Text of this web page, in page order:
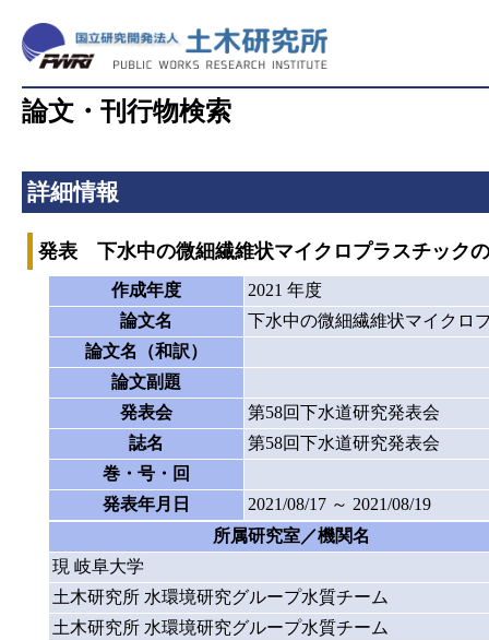
論文・刊行物検索
詳細情報
発表 下水中の微細繊維状マイクロプラスチック
作成年度
2021 年度
論文名
下水中の微細繊維状マイクロ
論文名（和訳）
論文副題
発表会
第58回下水道研究発表会
誌名
第58回下水道研究発表会
巻・号・回
発表年月日
2021/08/17 ～ 2021/08/19
所属研究室／機関名
現 岐阜大学
土木研究所 水環境研究グループ水質チーム
土木研究所 水環境研究グループ水質チーム